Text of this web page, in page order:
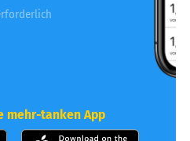
mehr-tanken App